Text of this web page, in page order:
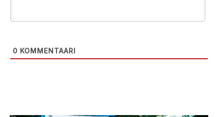
0 KOMMENTAARI